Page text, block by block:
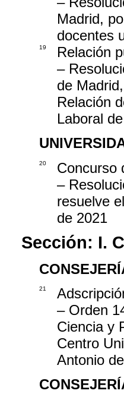
Madrid,
docentes
19
Relación
–
de
Relación
Laboral
20
Concurso
–
resuelve
de 2021
Sección: I.
21
– Orden
Ciencia y
Centro
Antonio